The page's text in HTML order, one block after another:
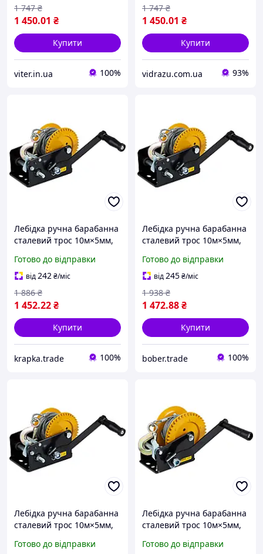
1 450.01 ₴
1 747 ₴
Купити
viter.in.ua 100%
1 450.01 ₴
1 747 ₴
Купити
vidrazu.com.ua 93%
Лебідка ручна барабанна
сталевий трос 10м×5мм,
Krapka - Це початок
Готово до відправки
від242₴/міс
1 452.22₴
1 886 ₴
Купити
krapka.trade 100%
Лебідка ручна барабанна
сталевий трос 10м×5мм,
Baumar - Знак Якості
Готово до відправки
від245₴/міс
1 472.88₴
1 938 ₴
Купити
bober.trade 100%
Лебідка ручна барабанна
сталевий трос 10м×5мм,
Готово до відправки
Лебідка ручна барабанна
сталевий трос 10м×5мм,
Готово до відправки